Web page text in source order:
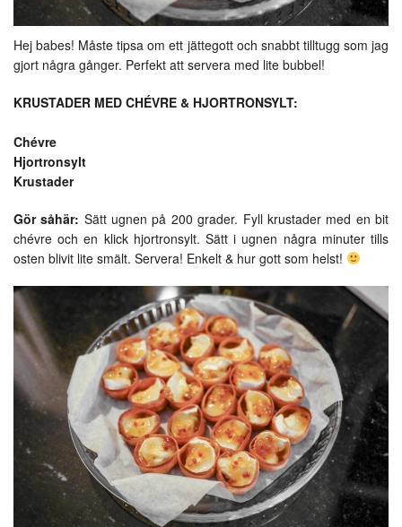
Hej babes! Måste tipsa om ett jättegott och snabbt tilltugg som jag
gjort några gånger. Perfekt att servera med lite bubbel!
KRUSTADER MED CHÉVRE & HJORTRONSYLT:
Chévre
Hjortronsylt
Krustader
Gör såhär: Sätt ugnen på 200 grader. Fyll krustader med en bit
chévre och en klick hjortronsylt. Sätt i ugnen några minuter tills
osten blivit lite smält. Servera! Enkelt & hur gott som helst!